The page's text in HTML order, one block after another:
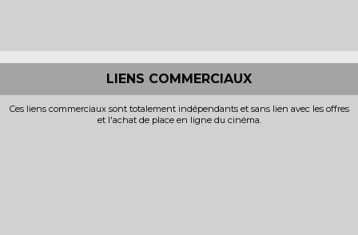
LIENS COMMERCIAUX
Ces liens commerciaux sont totalement indépendants et sans lien avec les offres
et l'achat de place en ligne du cinéma.